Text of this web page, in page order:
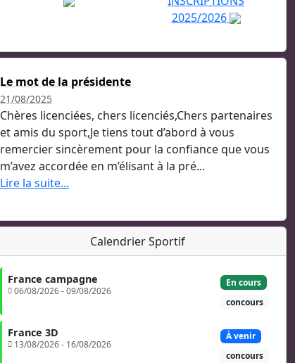
2025/2026
Le mot de la présidente
21/08/2025
Chères licenciées, chers licenciés,Chers partenaires
et amis du sport,Je tiens tout d’abord à vous
remercier sincèrement pour la confiance que vous
m’avez accordée en m’élisant à la pré...
Lire la suite...
Calendrier Sportif
France campagne
06/08/2026 - 09/08/2026
En cours
concours
France 3D
13/08/2026 - 16/08/2026
À venir
concours